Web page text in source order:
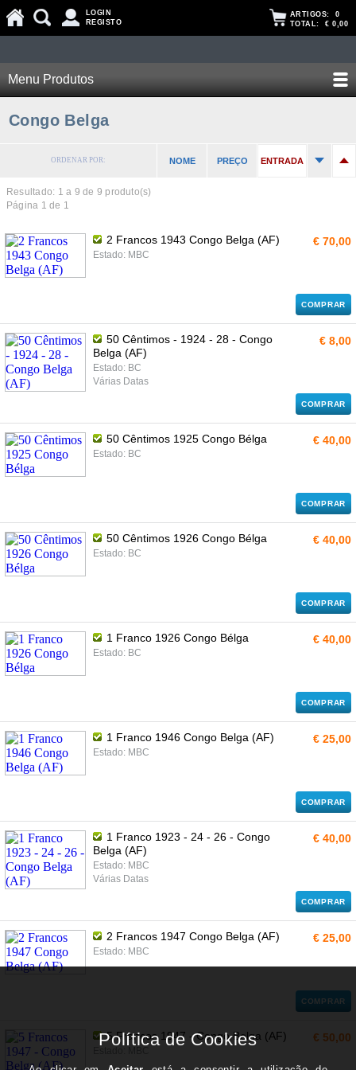
LOGIN
REGISTO
ARTIGOS: 0
TOTAL: € 0,00
Menu Produtos
Congo Belga
ORDENAR POR: NOME PREÇO ENTRADA
Resultado: 1 a 9 de 9 produto(s)
Página 1 de 1
2 Francos 1943 Congo Belga (AF)
Estado: MBC
€ 70,00
COMPRAR
50 Cêntimos - 1924 - 28 - Congo
Belga (AF)
Estado: BC
Várias Datas
€ 8,00
COMPRAR
50 Cêntimos 1925 Congo Bélga
Estado: BC
€ 40,00
COMPRAR
50 Cêntimos 1926 Congo Bélga
Estado: BC
€ 40,00
COMPRAR
1 Franco 1926 Congo Bélga
Estado: BC
€ 40,00
COMPRAR
1 Franco 1946 Congo Belga (AF)
Estado: MBC
€ 25,00
COMPRAR
1 Franco 1923 - 24 - 26 - Congo
Belga (AF)
Estado: MBC
Várias Datas
€ 40,00
COMPRAR
2 Francos 1947 Congo Belga (AF)
Estado: MBC
€ 25,00
COMPRAR
5 Francos 1947 - Congo Belga (AF) € 50,00